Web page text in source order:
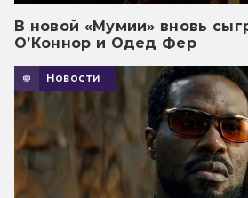
В новой «Мумии» вновь
О’Коннор и Одед Фер
Новости